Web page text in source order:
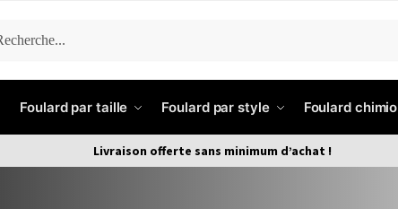
Foulard par taille Foulard par style Foulard chimio
Livraison offerte sans minimum d’achat !